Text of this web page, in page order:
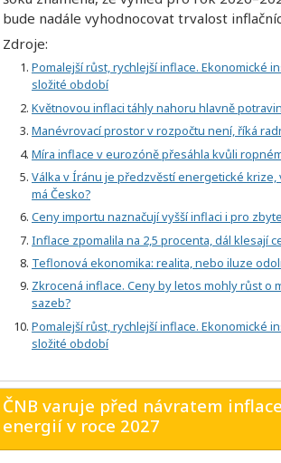
bude nadále vyhodnocovat trvalost
Zdroje:
Pomalejší růst, rychlejší inflace. Ekonomické
složité období
Květnovou inflaci táhly nahoru hlavně
Manévrovací prostor v rozpočtu není, říká
Míra inflace v eurozóně přesáhla kvůli
Válka v Íránu je předzvěstí energetické
má Česko?
Ceny importu naznačují vyšší inflaci i pro
Inflace zpomalila na 2,5 procenta, dál klesají
Teflonová ekonomika: realita, nebo iluze
Zkrocená inflace. Ceny by letos mohly růst o
sazeb?
Pomalejší růst, rychlejší inflace. Ekonomické
složité období
ČNB varuje před návratem
energií v roce 2027